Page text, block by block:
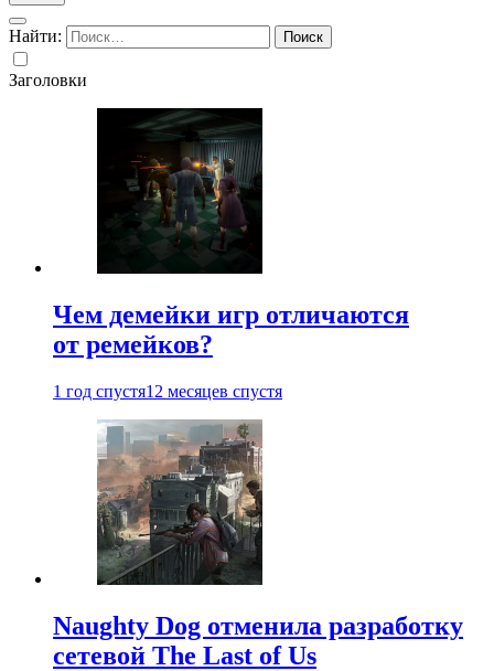
Найти:
Заголовки
Чем демейки игр отличаются
от ремейков?
1 год спустя12 месяцев спустя
Naughty Dog отменила разработку
сетевой The Last of Us